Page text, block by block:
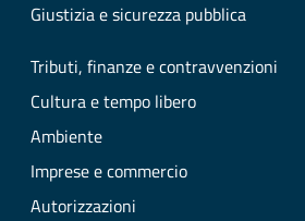
Giustizia e sicurezza pubblica
Tributi, finanze e contravvenzioni
Cultura e tempo libero
Ambiente
Imprese e commercio
Autorizzazioni